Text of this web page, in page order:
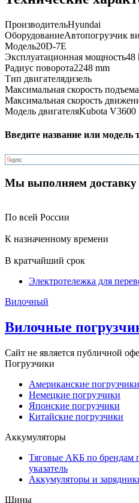
ПроизводительHyundai
ОборудованиеАвтопогрузчик
Модель20D-7E
Эксплуатационная мощность48
Радиус поворота2248 mm
Тип двигателядизель
Максимальная скорость
Максимальная скорость
Модель двигателяKubota V3600
Введите название или модель
Мы выполняем доставку
По всей России
К назначенному времени
В кратчайший срок
Электротележка для
Вилочный
Вилочные
Сайт не является публичной
Погрузчики
Американские погрузчики
Немецкие погрузчики
Японские погрузчики
Китайские погрузчики
Аккумуляторы
Тяговые АКБ по брендам
указатель
Аккумуляторы и
Шины